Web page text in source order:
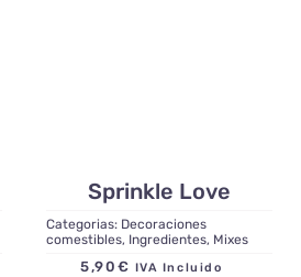
Sprinkle Love
Categorias: Decoraciones
comestibles, Ingredientes, Mixes
5,90 € IVA Incluido